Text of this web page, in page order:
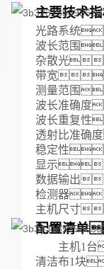
主要技术
光路系统
波长范围
杂散光
带宽
测量范围
波长准确
波长重复
透射比准确
稳定性
显示
数据输出
检测器
主机尺寸
配置清单
主机1
清洁布1块